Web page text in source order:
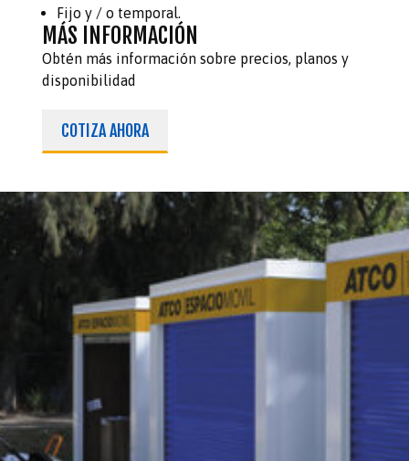
Fijo y / o temporal.​
MÁS INFORMACIÓN
Obtén más información sobre precios, planos y
disponibilidad
COTIZA AHORA